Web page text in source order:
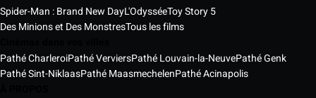
Spider-Man : Brand New DayL'OdysséeToy Story 5
Des Minions et Des MonstresTous les films
Pathé CharleroiPathé VerviersPathé Louvain-la-NeuvePathé Genk
Pathé Sint-NiklaasPathé MaasmechelenPathé Acinapolis